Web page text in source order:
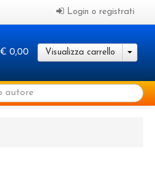
Login o registrati
€ 0,00 Visualizza carrello